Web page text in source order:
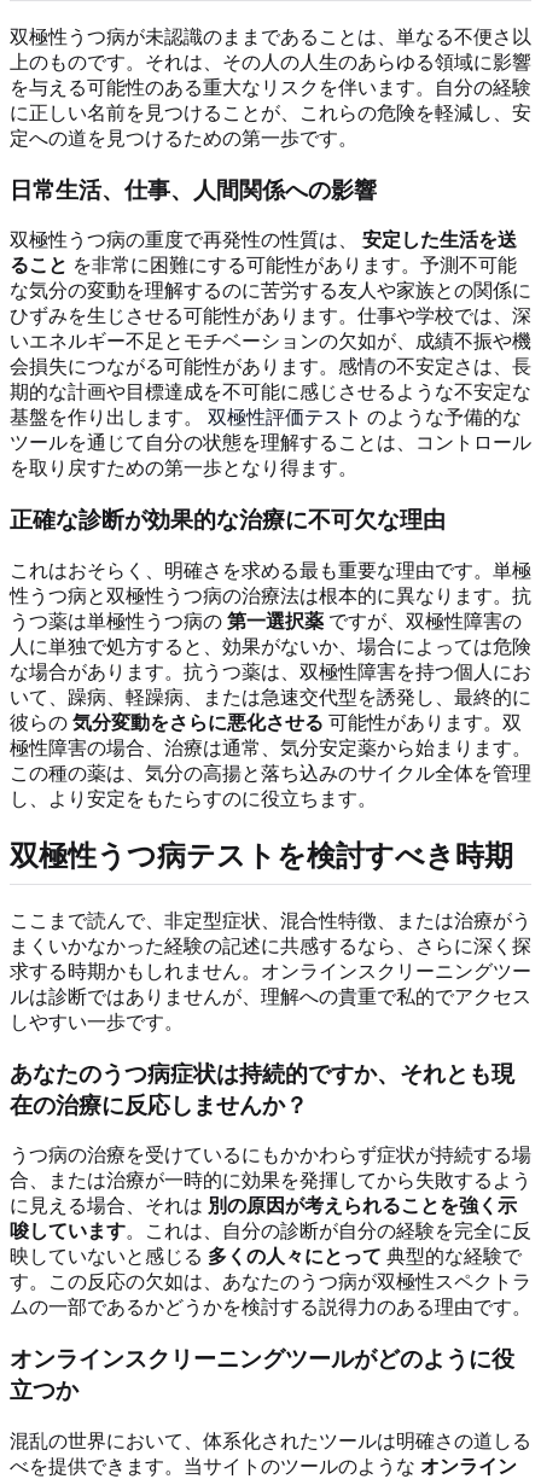
双極性うつ病が未認識のままであることは、単なる不便さ以
上のものです。それは、その人の人生のあらゆる領域に影響
を与える可能性のある重大なリスクを伴います。自分の経験
に正しい名前を見つけることが、これらの危険を軽減し、安
定への道を見つけるための第一歩です。
日常生活、仕事、人間関係への影響
双極性うつ病の重度で再発性の性質は、 安定した生活を送
ること を非常に困難にする可能性があります。予測不可能
な気分の変動を理解するのに苦労する友人や家族との関係に
ひずみを生じさせる可能性があります。仕事や学校では、深
いエネルギー不足とモチベーションの欠如が、成績不振や機
会損失につながる可能性があります。感情の不安定さは、長
期的な計画や目標達成を不可能に感じさせるような不安定な
基盤を作り出します。 双極性評価テスト のような予備的な
ツールを通じて自分の状態を理解することは、コントロール
を取り戻すための第一歩となり得ます。
正確な診断が効果的な治療に不可欠な理由
これはおそらく、明確さを求める最も重要な理由です。単極
性うつ病と双極性うつ病の治療法は根本的に異なります。抗
うつ薬は単極性うつ病の 第一選択薬 ですが、双極性障害の
人に単独で処方すると、効果がないか、場合によっては危険
な場合があります。抗うつ薬は、双極性障害を持つ個人にお
いて、躁病、軽躁病、または急速交代型を誘発し、最終的に
彼らの 気分変動をさらに悪化させる 可能性があります。双
極性障害の場合、治療は通常、気分安定薬から始まります。
この種の薬は、気分の高揚と落ち込みのサイクル全体を管理
し、より安定をもたらすのに役立ちます。
双極性うつ病テストを検討すべき時期
ここまで読んで、非定型症状、混合性特徴、または治療がう
まくいかなかった経験の記述に共感するなら、さらに深く探
求する時期かもしれません。オンラインスクリーニングツー
ルは診断ではありませんが、理解への貴重で私的でアクセス
しやすい一歩です。
あなたのうつ病症状は持続的ですか、それとも現
在の治療に反応しませんか？
うつ病の治療を受けているにもかかわらず症状が持続する場
合、または治療が一時的に効果を発揮してから失敗するよう
に見える場合、それは 別の原因が考えられることを強く示
唆しています。これは、自分の診断が自分の経験を完全に反
映していないと感じる 多くの人々にとって 典型的な経験で
す。この反応の欠如は、あなたのうつ病が双極性スペクトラ
ムの一部であるかどうかを検討する説得力のある理由です。
オンラインスクリーニングツールがどのように役
立つか
混乱の世界において、体系化されたツールは明確さの道しる
べを提供できます。当サイトのツールのような オンライン